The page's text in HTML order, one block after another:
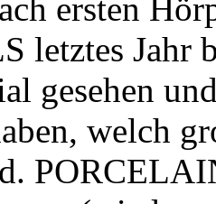
ersten
letztes Jahr
gesehen
welch